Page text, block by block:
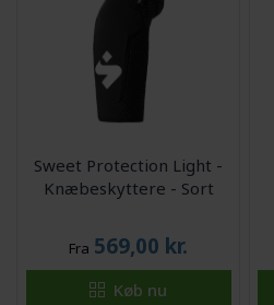
Sweet Protection Light -
Knæbeskyttere - Sort
Fra 569,00 kr.
Køb nu